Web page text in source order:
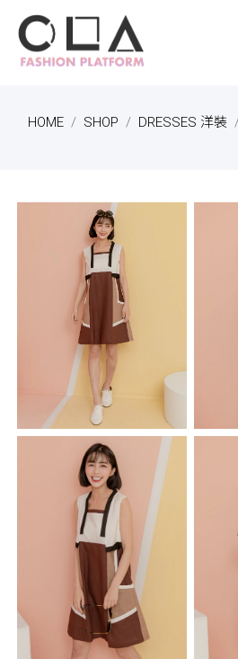
HOME SHOP DRESSES 洋裝